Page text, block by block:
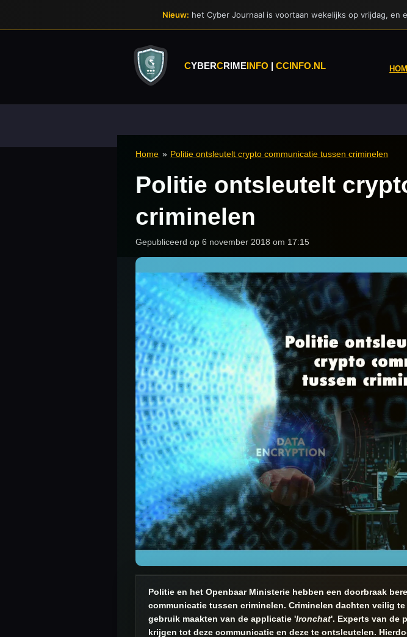
CYBERCRIMEINFO | CCINFO.NL
Home » Politie ontsleutelt crypto communicatie tussen criminelen
Politie ontsleutelt
criminelen
Gepubliceerd op 6 november 2018 om 17:15
Politie en het Openbaar Ministerie hebben een doorbraak
communicatie tussen criminelen. Criminelen dachten veilig
gebruik maakten van de applicatie 'Ironchat'. Experts van de
krijgen tot deze communicatie en deze te ontsleutelen.
Nieuw: het Cyber Journaal is voortaan wekelijks op vrijdag, en